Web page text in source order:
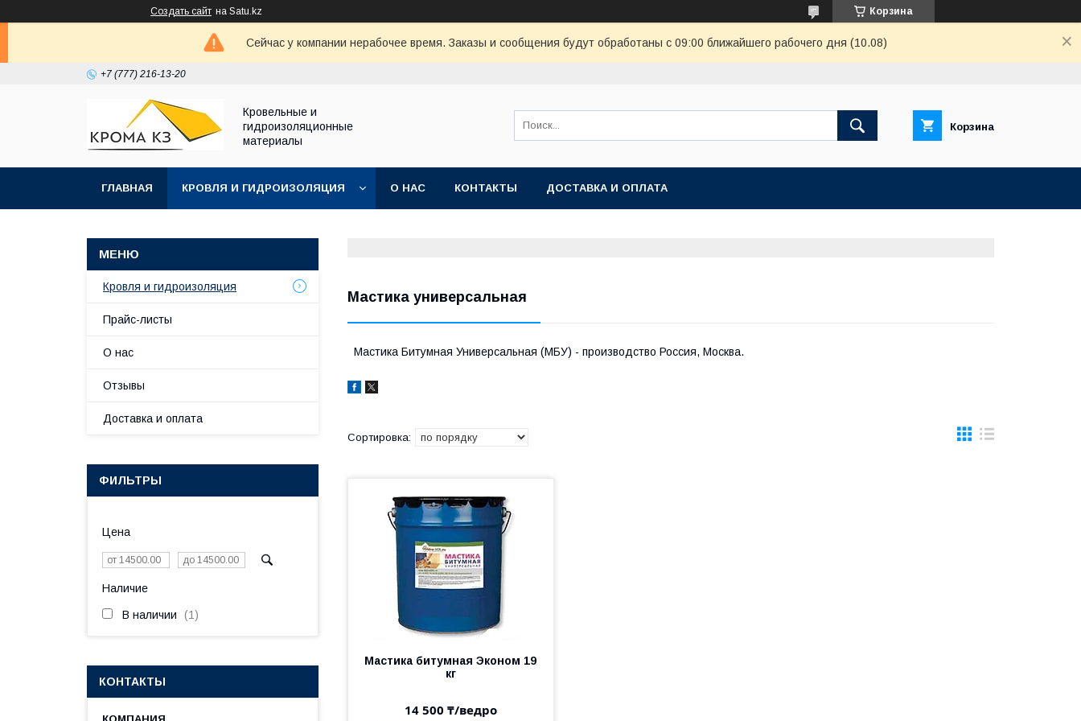
Создать сайт на Satu.kz Корзина
Сейчас у компании нерабочее время. Заказы и сообщения будут обработаны с 09:00 ближайшего рабочего дня (10.08)
+7 (777) 216-13-20
Кровельные и
гидроизоляционные
материалы
Корзина
ГЛАВНАЯ КРОВЛЯ И ГИДРОИЗОЛЯЦИЯ О НАС КОНТАКТЫ ДОСТАВКА И ОПЛАТА
Мастика универсальная
Мастика Битумная Универсальная (МБУ) - производство Россия, Москва.
Мастика битумная Эконом 19
кг
14 500 ₸/ведро
Кровля и гидроизоляция
Прайс-листы
О нас
Отзывы
Доставка и оплата
ФИЛЬТРЫ
Цена
Наличие
В наличии 1
КОНТАКТЫ